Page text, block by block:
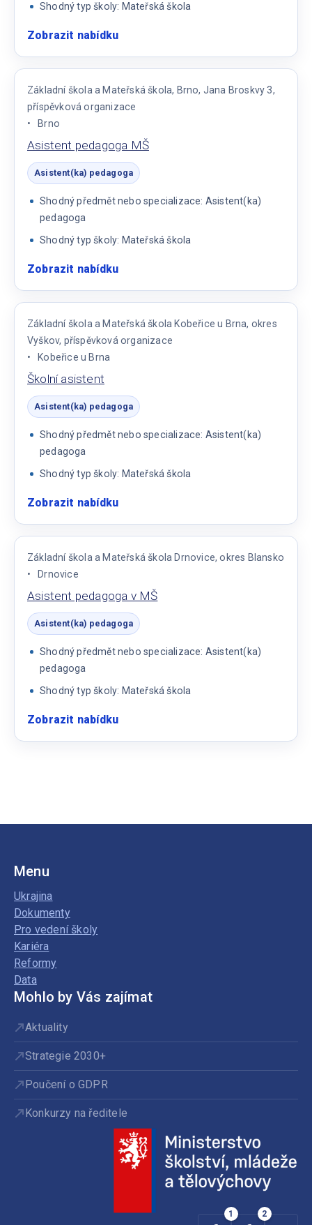
Shodný typ školy: Mateřská škola
Zobrazit nabídku:
pedagoga
do
MŠ
Základní škola a Mateřská škola, Brno, Jana Broskvy 3,
příspěvková organizace
Brno
Asistent pedagoga MŠ
Asistent(ka) pedagoga
Shodný předmět nebo specializace: Asistent(ka)
pedagoga
Shodný typ školy: Mateřská škola
Zobrazit nabídku:
pedagoga
MŠ
Základní škola a Mateřská škola Kobeřice u Brna, okres
Vyškov, příspěvková organizace
Kobeřice u Brna
Školní asistent
Asistent(ka) pedagoga
Shodný předmět nebo specializace: Asistent(ka)
pedagoga
Shodný typ školy: Mateřská škola
Zobrazit nabídku:
asistent
Základní škola a Mateřská škola Drnovice, okres Blansko
Drnovice
Asistent pedagoga v MŠ
Asistent(ka) pedagoga
Shodný předmět nebo specializace: Asistent(ka)
pedagoga
Shodný typ školy: Mateřská škola
Zobrazit nabídku:
Menu
Ukrajina
Dokumenty
Pro vedení školy
Kariéra
Reformy
Data
Mohlo by Vás zajímat
Aktuality
Strategie 2030+
Poučení o GDPR
Konkurzy na ředitele